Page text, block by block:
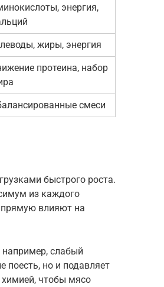
энергия,
жиры, энергия
протеина, набор
смеси
быстрого роста.
из каждого
влияют на
слабый
поесть, но и подавляет
чтобы мясо